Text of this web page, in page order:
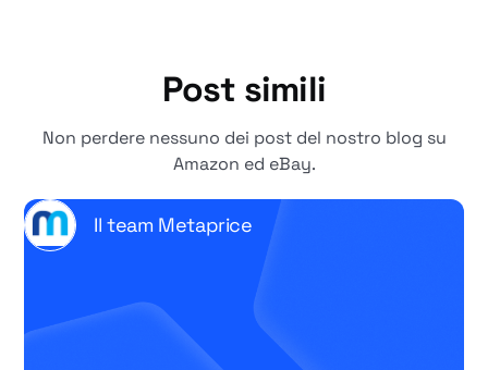
Post simili
Non perdere nessuno dei post del nostro blog su
Amazon ed eBay.
Il team Metaprice